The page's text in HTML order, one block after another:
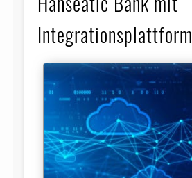
Integrationsplattform